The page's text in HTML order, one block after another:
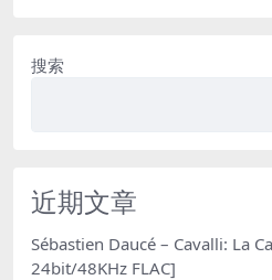
搜索
近期文章
Sébastien Daucé – Cavalli: La
24bit/48KHz FLAC]